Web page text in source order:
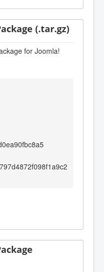
(.tar.gz)
for Joomla!